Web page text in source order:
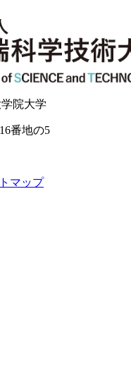
院大学
番地の5
マップ